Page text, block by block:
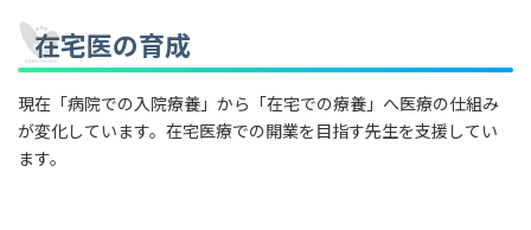
在宅医の育成
現在「病院での入院療養」から「在宅での療養」へ医療の仕組み
が変化しています。在宅医療での開業を目指す先生を支援してい
ます。